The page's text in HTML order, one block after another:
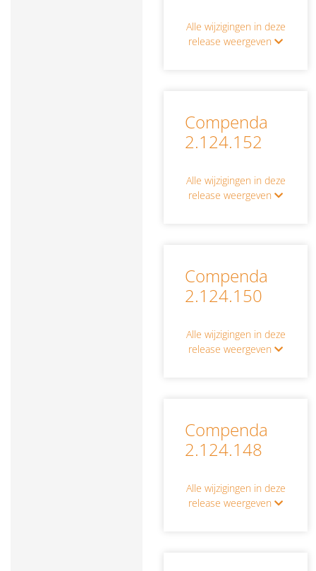
Alle wijzigingen in deze
release weergeven
Compenda
2.124.152
Alle wijzigingen in deze
release weergeven
Compenda
2.124.150
Alle wijzigingen in deze
release weergeven
Compenda
2.124.148
Alle wijzigingen in deze
release weergeven